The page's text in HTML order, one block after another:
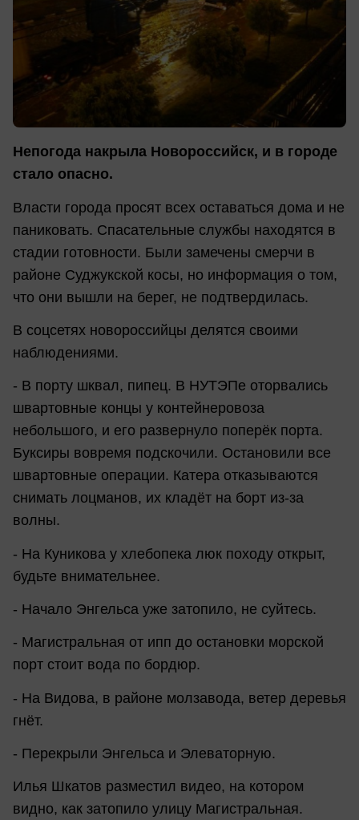
Непогода накрыла Новороссийск, и в городе
стало опасно.
Власти города просят всех оставаться дома и не
паниковать. Спасательные службы находятся в
стадии готовности. Были замечены смерчи в
районе Суджукской косы, но информация о том,
что они вышли на берег, не подтвердилась.
В соцсетях новороссийцы делятся своими
наблюдениями.
- В порту шквал, пипец. В НУТЭПе оторвались
швартовные концы у контейнеровоза
небольшого, и его развернуло поперёк порта.
Буксиры вовремя подскочили. Остановили все
швартовные операции. Катера отказываются
снимать лоцманов, их кладёт на борт из-за
волны.
- На Куникова у хлебопека люк походу открыт,
будьте внимательнее.
- Начало Энгельса уже затопило, не суйтесь.
- Магистральная от ипп до остановки морской
порт стоит вода по бордюр.
- На Видова, в районе молзавода, ветер деревья
гнёт.
- Перекрыли Энгельса и Элеваторную.
Илья Шкатов разместил видео, на котором
видно, как затопило улицу Магистральная.